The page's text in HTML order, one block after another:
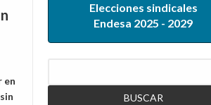
en
Elecciones sindicales
Endesa 2025 - 2029